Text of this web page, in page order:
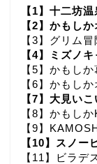
【1】十二坊
【2】かもし
【3】グリム
【4】ミズノ
【5】かもし
【6】かもし
【7】大見い
【8】かもし
【9】
【10】スノー
【11】ビラデ